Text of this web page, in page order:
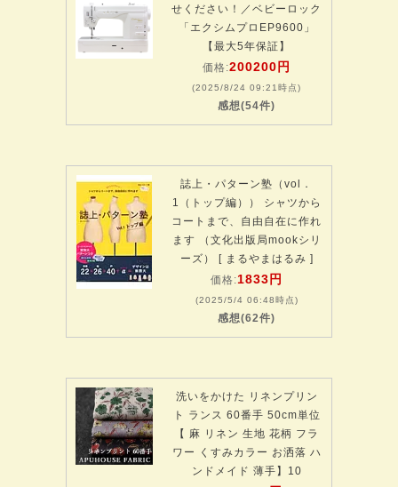
せください！／ベビーロック
「エクシムプロEP9600」
【最大5年保証】
価格:200200円
(2025/8/24 09:21時点)
感想(54件)
誌上・パターン塾（vol．
1（トップ編）） シャツから
コートまで、自由自在に作れ
ます （文化出版局mookシリ
ーズ） [ まるやまはるみ ]
価格:1833円
(2025/5/4 06:48時点)
感想(62件)
洗いをかけた リネンプリン
ト ランス 60番手 50cm単位
【 麻 リネン 生地 花柄 フラ
ワー くすみカラー お洒落 ハ
ンドメイド 薄手】10